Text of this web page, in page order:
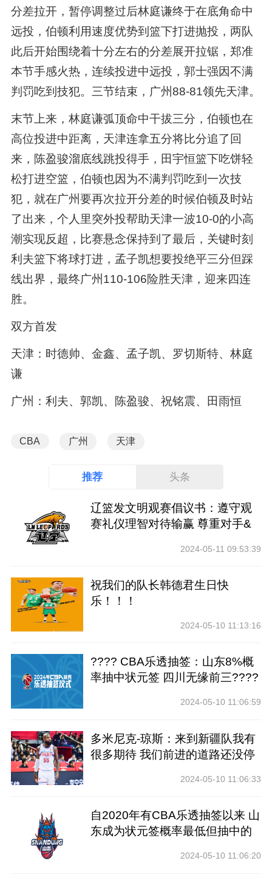
分差拉开，暂停调整过后林庭谦终于在底角命中
远投，伯顿利用速度优势到篮下打进抛投，两队
此后开始围绕着十分左右的分差展开拉锯，郑准
本节手感火热，连续投进中远投，郭士强因不满
判罚吃到技犯。三节结束，广州88-81领先天津。
末节上来，林庭谦弧顶命中干拔三分，伯顿也在
高位投进中距离，天津连拿五分将比分追了回
来，陈盈骏溜底线跳投得手，田宇恒篮下吃饼轻
松打进空篮，伯顿也因为不满判罚吃到一次技
犯，就在广州要再次拉开分差的时候伯顿及时站
了出来，个人里突外投帮助天津一波10-0的小高
潮实现反超，比赛悬念保持到了最后，关键时刻
利夫篮下将球打进，孟子凯想要投绝平三分但踩
线出界，最终广州110-106险胜天津，迎来四连
胜。
双方首发
天津：时德帅、金鑫、孟子凯、罗切斯特、林庭
谦
广州：利夫、郭凯、陈盈骏、祝铭震、田雨恒
CBA 广州 天津
推荐 头条
辽篮发文明观赛倡议书：遵守观
赛礼仪理智对待输赢 尊重对手&
2024-05-11 09:53:39
祝我们的队长韩德君生日快
乐！！！
2024-05-10 11:13:16
???? CBA乐透抽签：山东8%概
率抽中状元签 四川无缘前三????
2024-05-10 11:06:59
多米尼克-琼斯：来到新疆队我有
很多期待 我们前进的道路还没停
2024-05-10 11:06:33
自2020年有CBA乐透抽签以来 山
东成为状元签概率最低但抽中的
2024-05-10 11:06:20